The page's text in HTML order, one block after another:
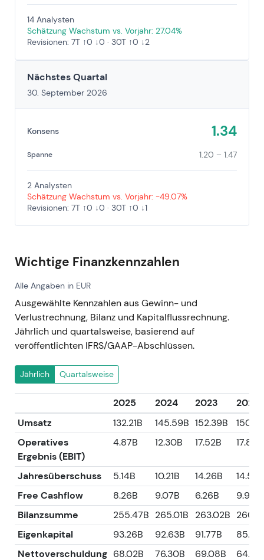
14 Analysten
Schätzung Wachstum vs. Vorjahr: 27.04%
Revisionen: 7T ↑0 ↓0 · 30T ↑0 ↓2
Nächstes Quartal
30. September 2026
Konsens 1.34
Spanne 1.20 – 1.47
2 Analysten
Schätzung Wachstum vs. Vorjahr: -49.07%
Revisionen: 7T ↑0 ↓0 · 30T ↑0 ↓1
Wichtige Finanzkennzahlen
Alle Angaben in EUR
Ausgewählte Kennzahlen aus Gewinn- und
Verlustrechnung, Bilanz und Kapitalflussrechnung.
Jährlich und quartalsweise, basierend auf
veröffentlichten IFRS/GAAP-Abschlüssen.
Jährlich Quartalsweise
2025 2024 2023
2022
Umsatz
132.21B 145.59B 152.39B
Operatives
Ergebnis (EBIT)
4.87B 12.30B 17.52B 17.85B
Jahresüberschuss 5.14B 10.21B 14.26B
Free Cashflow
8.26B 9.07B 6.26B
9.99B
Bilanzsumme
255.47B 265.01B 263.02B
Eigenkapital
93.26B 92.63B 91.77B
Nettoverschuldung 68.02B 76.30B 69.08B